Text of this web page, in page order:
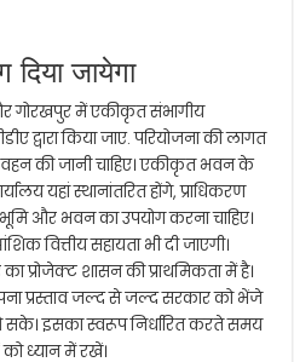
जायेगा
गोरखपुर में एकीकृत संभागीय
द्वारा किया जाए. परियोजना की लागत
वहन की जानी चाहिए। एकीकृत भवन के
यहां स्थानांतरित होंगे, प्राधिकरण
और भवन का उपयोग करना चाहिए।
वित्तीय सहायता भी दी जाएगी।
प्रोजेक्ट शासन की प्राथमिकता में है।
प्रस्ताव जल्द से जल्द सरकार को भेंजे
सके। इसका स्वरूप निर्धारित करते समय
ध्यान में रखें।